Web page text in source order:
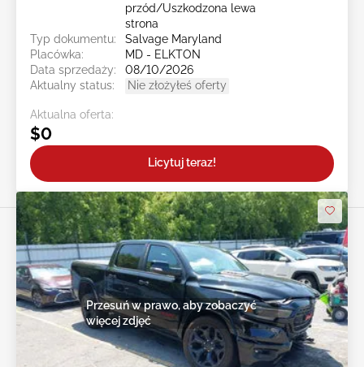
przód/Uszkodzona lewa
strona
Typ dokumentu:
Salvage Maryland
Placówka:
MD - ELKTON
Data sprzedaży:
08/10/2026
Aktualny status:
Nie złożyłeś oferty
Aktualna oferta:
$0
Licytuj teraz!
Przesuń w prawo, aby zobaczyć
więcej zdjęć